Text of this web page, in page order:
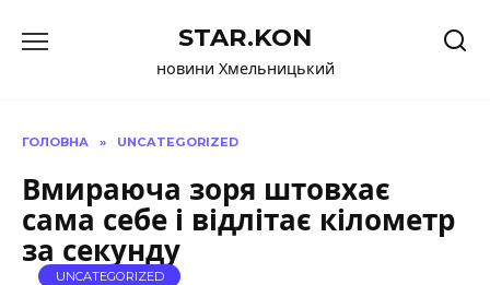
до
STAR.KON
новини Хмельницький
ГОЛОВНА » UNCATEGORIZED
Вмираюча зоря штовхає
сама себе і відлітає кілометр
за секунду
UNCATEGORIZED